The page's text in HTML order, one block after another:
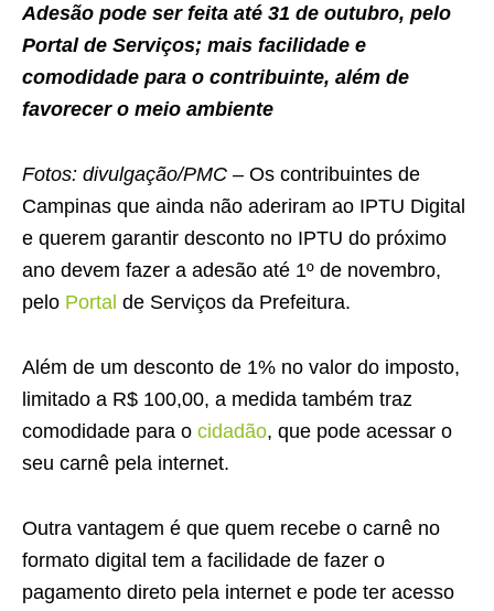
Adesão pode ser feita até 31 de outubro, pelo
Portal de Serviços; mais facilidade e
comodidade para o contribuinte, além de
favorecer o meio ambiente
Fotos: divulgação/PMC – Os contribuintes de
Campinas que ainda não aderiram ao IPTU Digital
e querem garantir desconto no IPTU do próximo
ano devem fazer a adesão até 1º de novembro,
pelo Portal de Serviços da Prefeitura.
Além de um desconto de 1% no valor do imposto,
limitado a R$ 100,00, a medida também traz
comodidade para o cidadão, que pode acessar o
seu carnê pela internet.
Outra vantagem é que quem recebe o carnê no
formato digital tem a facilidade de fazer o
pagamento direto pela internet e pode ter acesso